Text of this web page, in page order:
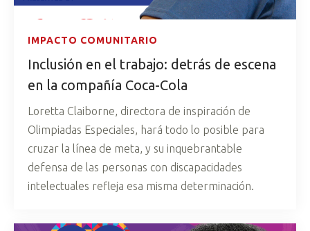
IMPACTO COMUNITARIO
Inclusión en el trabajo: detrás de escena
en la compañía Coca-Cola
Loretta Claiborne, directora de inspiración de
Olimpiadas Especiales, hará todo lo posible para
cruzar la línea de meta, y su inquebrantable
defensa de las personas con discapacidades
intelectuales refleja esa misma determinación.